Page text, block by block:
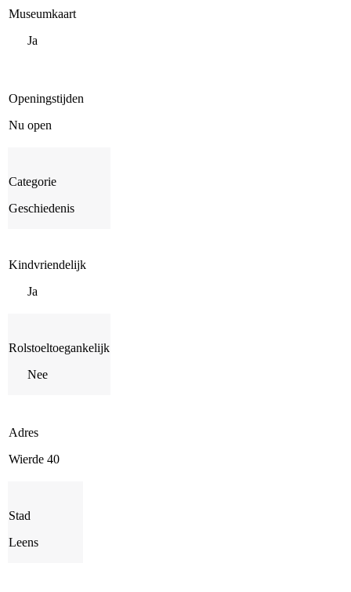
Museumkaart
Ja
Openingstijden
Nu open
Categorie
Geschiedenis
Kindvriendelijk
Ja
Rolstoeltoegankelijk
Nee
Adres
Wierde 40
Stad
Leens